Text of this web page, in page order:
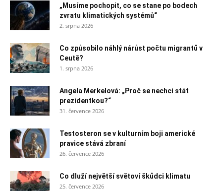
„Musíme pochopit, co se stane po bodech
zvratu klimatických systémů“
2. srpna 2026
Co způsobilo náhlý nárůst počtu migrantů v
Ceutě?
1. srpna 2026
Angela Merkelová: „Proč se nechci stát
prezidentkou?“
31. července 2026
Testosteron se v kulturním boji americké
pravice stává zbraní
26. července 2026
Co dluží největší světoví škůdci klimatu
25. července 2026